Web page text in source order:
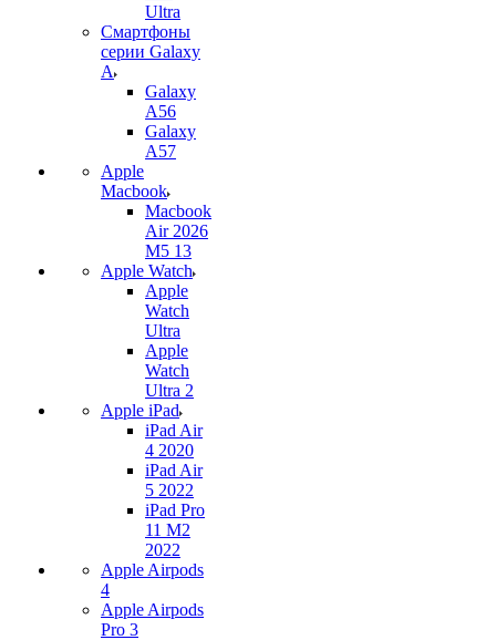
Ultra
Смартфоны
серии Galaxy
A
Galaxy
A56
Galaxy
A57
Apple
Macbook
Macbook
Air 2026
M5 13
Apple Watch
Apple
Watch
Ultra
Apple
Watch
Ultra 2
Apple iPad
iPad Air
4 2020
iPad Air
5 2022
iPad Pro
11 M2
2022
Apple Airpods
4
Apple Airpods
Pro 3